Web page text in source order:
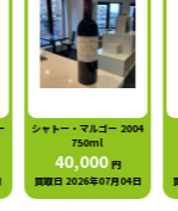
シャトー・ラトゥール
2004 750ml
46,000 円
買取日 2026年07月04日